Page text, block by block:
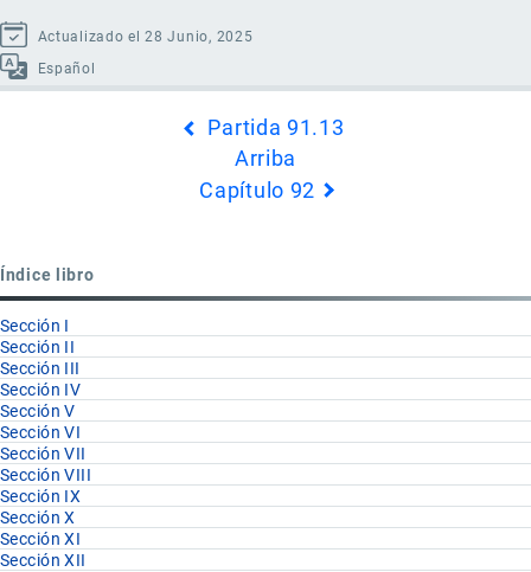
Actualizado el 28 Junio, 2025
Español
91.14
Partida 91.13
Arriba
Capítulo 92
Índice libro
Sección I
Sección II
Sección III
Sección IV
Sección V
Sección VI
Sección VII
Sección VIII
Sección IX
Sección X
Sección XI
Sección XII